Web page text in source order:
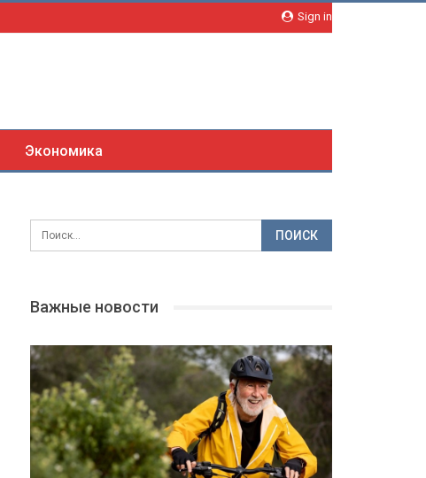
Sign in
Экономика
Важные новости